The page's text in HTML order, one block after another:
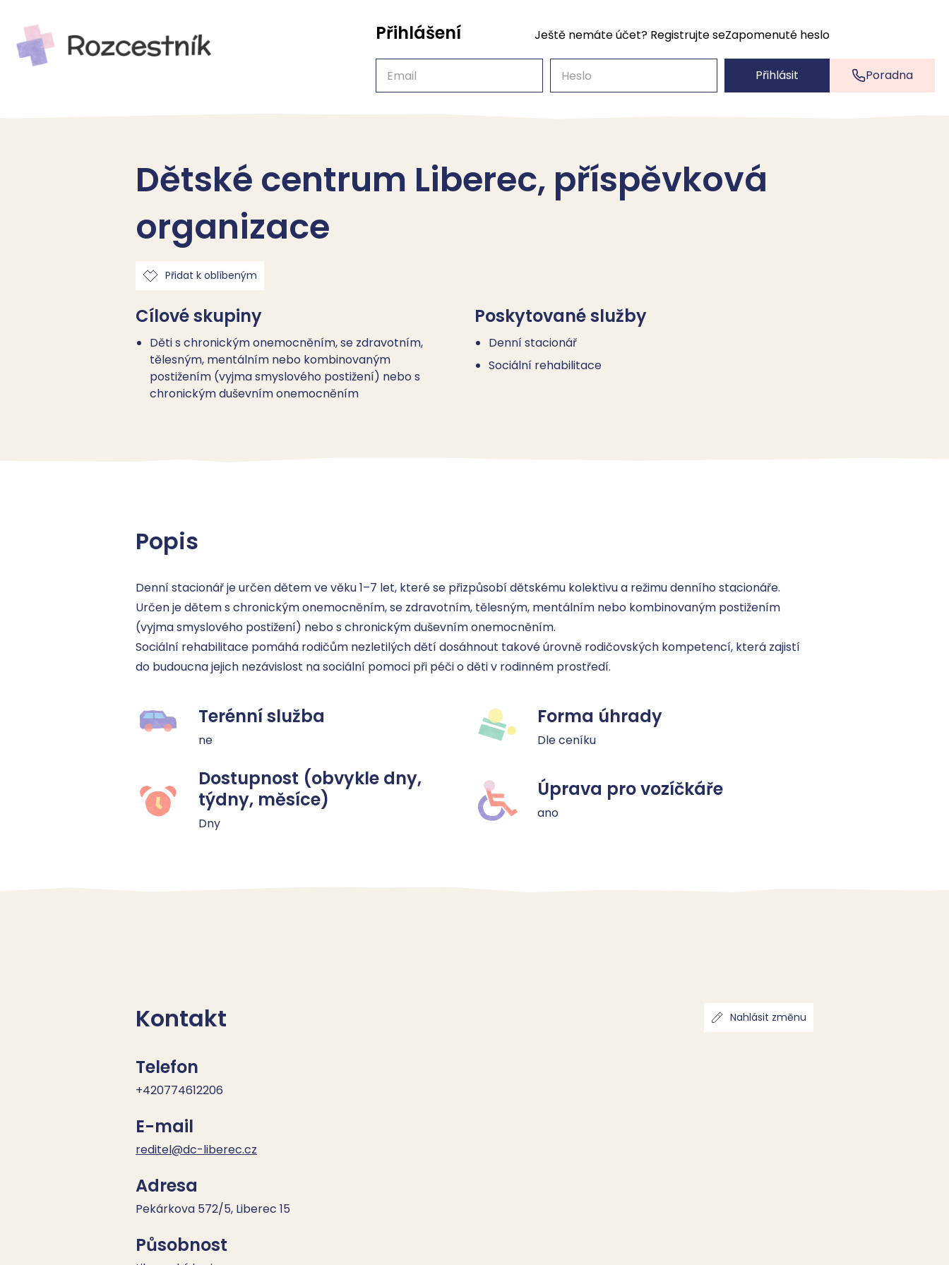
Poradna
Přihlášení Ještě nemáte účet? Registrujte seZapomenuté heslo
Přihlásit
Dětské centrum Liberec, příspěvková
organizace
Přidat k oblíbeným
Cílové skupiny
Děti s chronickým onemocněním, se zdravotním,
tělesným, mentálním nebo kombinovaným
postižením (vyjma smyslového postižení) nebo s
chronickým duševním onemocněním
Poskytované služby
Denní stacionář
Sociální rehabilitace
Popis
Denní stacionář je určen dětem ve věku 1–7 let, které se přizpůsobí dětskému kolektivu a režimu denního stacionáře.
Určen je dětem s chronickým onemocněním, se zdravotním, tělesným, mentálním nebo kombinovaným postižením
(vyjma smyslového postižení) nebo s chronickým duševním onemocněním.
Sociální rehabilitace pomáhá rodičům nezletilých dětí dosáhnout takové úrovně rodičovských kompetencí, která zajistí
do budoucna jejich nezávislost na sociální pomoci při péči o děti v rodinném prostředí.
Terénní služba
ne
Forma úhrady
Dle ceníku
Dostupnost (obvykle dny,
týdny, měsíce)
Dny
Úprava pro vozíčkáře
ano
Kontakt Nahlásit změnu
Telefon
+420774612206
E-mail
reditel@dc-liberec.cz
Adresa
Pekárkova 572/5, Liberec 15
Působnost